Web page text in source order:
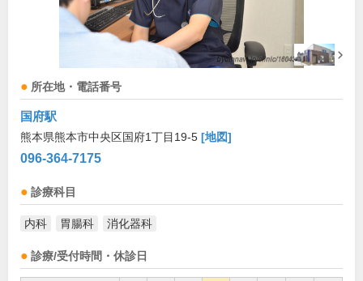
所在地・電話番号
国府駅
熊本県熊本市中央区国府1丁目19-5 [地図]
096-364-7175
診療科目
内科 胃腸科 消化器科
診療/受付時間・休診日